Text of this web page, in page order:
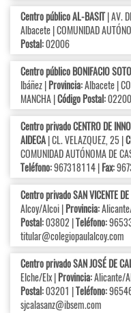
Centro público AL-BASIT| AV.
Albacete | COMUNIDAD
Postal:02006
Centro público BONIFACIO
Ibáñez |Provincia:Albacete |
MANCHA |Código Postal:02200
Centro privado CENTRO DE
AIDECA| CL. VELAZQUEZ, 25 |
COMUNIDAD AUTÓNOMA DE
Teléfono:967318114 |Fax:
Centro privado SAN VICENTE
Alcoy/Alcoi |Provincia:
Postal:03802 |Teléfono:
titular@colegiopaulalcoy.com
Centro privado SAN JOSÉ DE
Elche/Elx |Provincia:Alicante/
Postal:03201 |Teléfono:
sjcalasanz@ibsem.com